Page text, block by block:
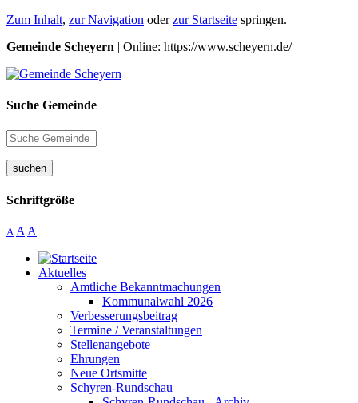
Zum Inhalt, zur Navigation oderzur Startseite springen.
Gemeinde Scheyern | Online: https://www.scheyern.de/
Suche Gemeinde
suchen
Schriftgröße
A A A
Aktuelles
Amtliche Bekanntmachungen
Kommunalwahl 2026
Verbesserungsbeitrag
Termine / Veranstaltungen
Stellenangebote
Ehrungen
Neue Ortsmitte
Schyren-Rundschau